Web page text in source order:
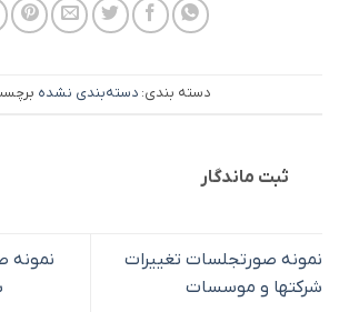
دسته بندی: دسته‌بندی نشده
ثبت ماندگار
نمونه صورتجلسات تغییرات
شرکتها و موسسات
نمونه